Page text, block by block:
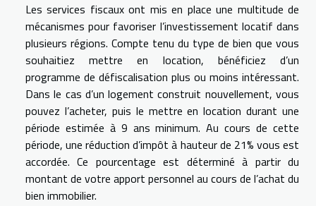
Les services fiscaux ont mis en place une multitude de
mécanismes pour favoriser l’investissement locatif dans
plusieurs régions. Compte tenu du type de bien que vous
souhaitiez mettre en location, bénéficiez d’un
programme de défiscalisation plus ou moins intéressant.
Dans le cas d’un logement construit nouvellement, vous
pouvez l’acheter, puis le mettre en location durant une
période estimée à 9 ans minimum. Au cours de cette
période, une réduction d’impôt à hauteur de 21% vous est
accordée. Ce pourcentage est déterminé à partir du
montant de votre apport personnel au cours de l’achat du
bien immobilier.